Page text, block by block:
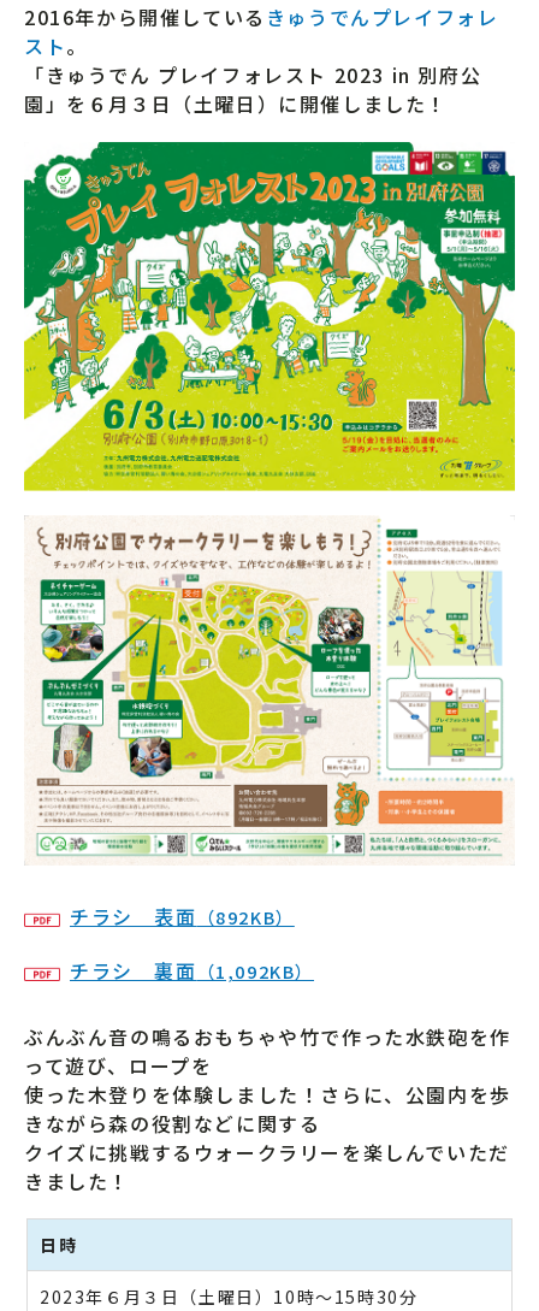
2016年から開催している きゅうでんプレイフォレ
スト。
「きゅうでん プレイフォレスト 2023 in 別府公
園」を６月３日（土曜日）に開催しました！
チラシ 表面 （892KB）
チラシ 裏面 （1,092KB）
ぶんぶん音の鳴るおもちゃや竹で作った水鉄砲を作
って遊び、ロープを
使った木登りを体験しました！さらに、公園内を歩
きながら森の役割などに関する
クイズに挑戦するウォークラリーを楽しんでいただ
きました！
日時
2023年６月３日（土曜日）10時～15時30分